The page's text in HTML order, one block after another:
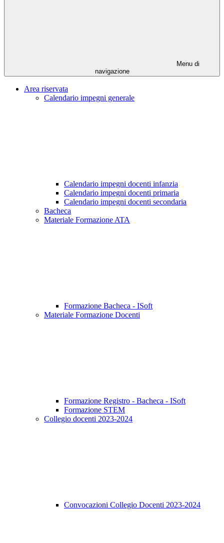
Menu di
navigazione
Area riservata
Calendario impegni generale
Calendario impegni docenti infanzia
Calendario impegni docenti primaria
Calendario impegni docenti secondaria
Bacheca
Materiale Formazione ATA
Formazione Bacheca - ISoft
Materiale Formazione Docenti
Formazione Registro - Bacheca - ISoft
Formazione STEM
Collegio docenti 2023-2024
Convocazioni Collegio Docenti 2023-2024